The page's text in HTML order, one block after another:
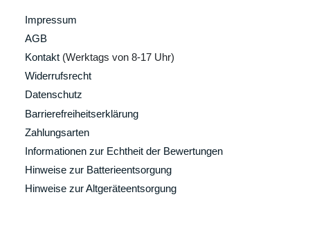
Impressum
AGB
Kontakt (Werktags von 8-17 Uhr)
Widerrufsrecht
Datenschutz
Barrierefreiheitserklärung
Zahlungsarten
Informationen zur Echtheit der Bewertungen
Hinweise zur Batterieentsorgung
Hinweise zur Altgeräteentsorgung